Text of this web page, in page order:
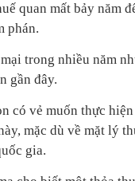
quan mất bảy năm
phán.
trong nhiều năm
gần đây.
có vẻ muốn thực
mặc dù về mặt lý
gia.